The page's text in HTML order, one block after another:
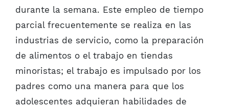
durante la semana. Este empleo de tiempo
parcial frecuentemente se realiza en las
industrias de servicio, como la preparación
de alimentos o el trabajo en tiendas
minoristas; el trabajo es impulsado por los
padres como una manera para que los
adolescentes adquieran habilidades de